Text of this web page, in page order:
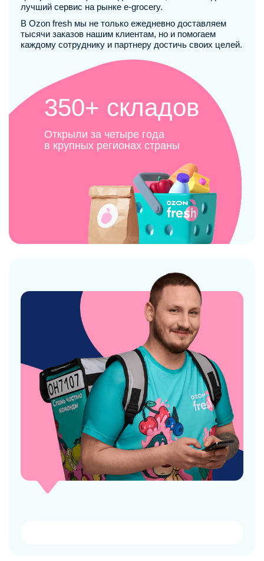
лучший сервис на рынке e-grocery.
В Ozon fresh мы не только ежедневно доставляем
тысячи заказов нашим клиентам, но и помогаем
каждому сотруднику и партнеру достичь своих целей.
350+ складов
Открыли за четыре года
в крупных регионах страны